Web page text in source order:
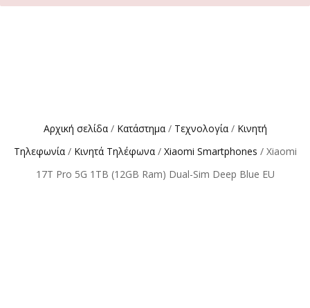
Αρχική σελίδα/ Κατάστημα/ Τεχνολογία/ Κινητή
Τηλεφωνία/ Κινητά Τηλέφωνα/ Xiaomi Smartphones / Xiaomi
17T Pro 5G 1TB (12GB Ram) Dual-Sim Deep Blue EU